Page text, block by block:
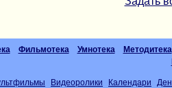
Фильмотека Умнотека
Методитека
Видеоролики Календари